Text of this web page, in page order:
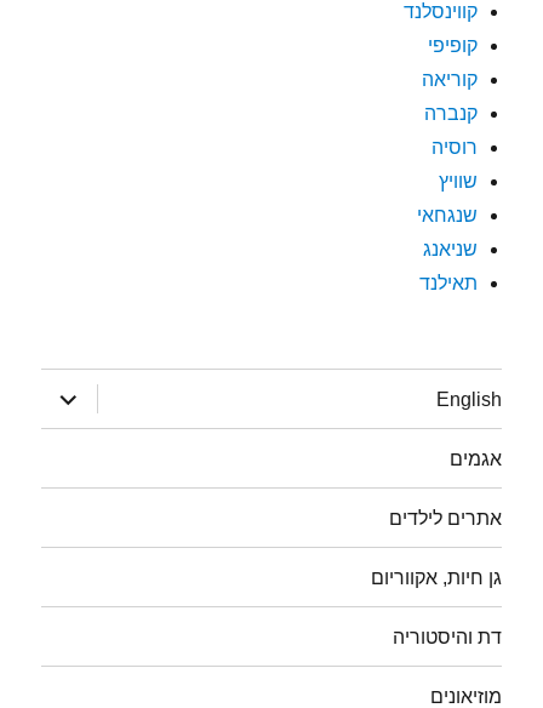
קווינסלנד
קופיפי
קוריאה
קנברה
רוסיה
שוויץ
שנגחאי
שניאנג
תאילנד
English
הצג
תפריט
אגמים
אתרים לילדים
גן חיות, אקווריום
דת והיסטוריה
מוזיאונים